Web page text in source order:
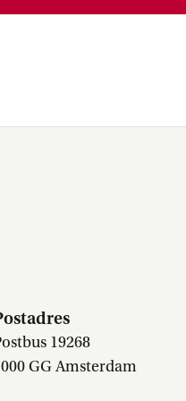
19268
GG Amsterdam